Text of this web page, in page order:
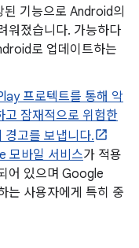
기능으로 Android의
워졌습니다. 가능하다
로 업데이트하는
프로텍트를 통해 악
고 잠재적으로 위험한
경고를 보냅니다.
모바일 서비스가 적용
어 있으며 Google
는 사용자에게 특히 중